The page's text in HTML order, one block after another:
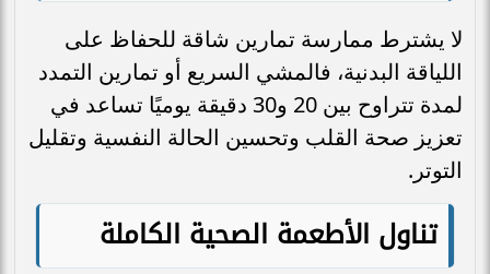
لا يشترط ممارسة تمارين شاقة للحفاظ على
اللياقة البدنية، فالمشي السريع أو تمارين التمدد
لمدة تتراوح بين 20 و30 دقيقة يوميًا تساعد في
تعزيز صحة القلب وتحسين الحالة النفسية وتقليل
التوتر.
تناول الأطعمة الصحية الكاملة